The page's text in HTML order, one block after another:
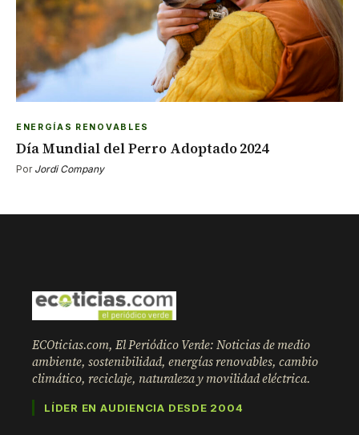
ENERGÍAS RENOVABLES
Día Mundial del Perro Adoptado 2024
Por Jordi Company
ECOticias.com, El Periódico Verde: Noticias de medio
ambiente, sostenibilidad, energías renovables, cambio
climático, reciclaje, naturaleza y movilidad eléctrica.
LÍDER EN AUDIENCIA DESDE 2004